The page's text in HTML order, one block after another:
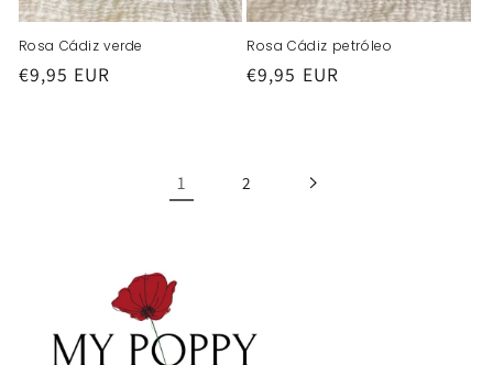
Rosa Cádiz verde
Precio
€9,95 EUR
Rosa Cádiz petróleo
Precio
€9,95 EUR
1 2